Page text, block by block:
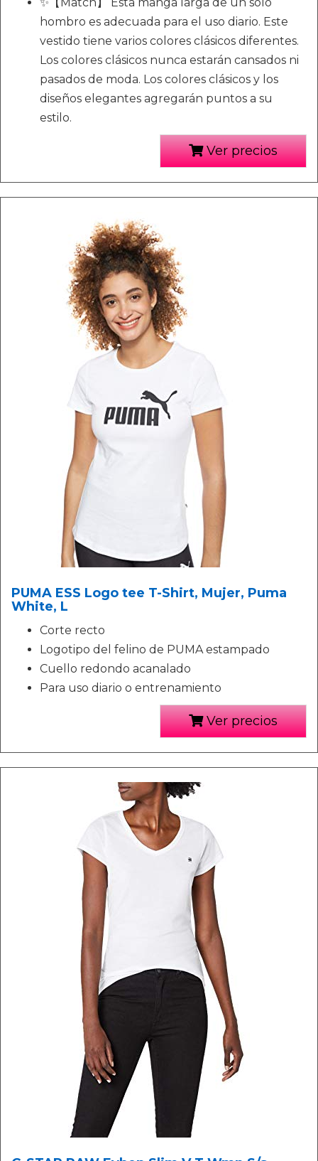
hombro es adecuada para el uso diario. Este
vestido tiene varios colores clásicos diferentes.
Los colores clásicos nunca estarán cansados ni
pasados de moda. Los colores clásicos y los
diseños elegantes agregarán puntos a su
estilo.
Ver precios
PUMA ESS Logo tee T-Shirt, Mujer, Puma
White, L
Corte recto
Logotipo del felino de PUMA estampado
Cuello redondo acanalado
Para uso diario o entrenamiento
Ver precios